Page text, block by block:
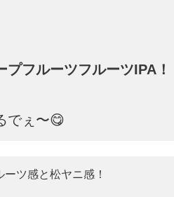
プフルーツフルーツIPA！
でぇ〜😋
ツ感と松ヤニ感！